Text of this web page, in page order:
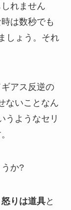
れません
は数秒でも
しょう。それ
アス反逆の
ないことなん
うようなセリ
か?
りは道具と